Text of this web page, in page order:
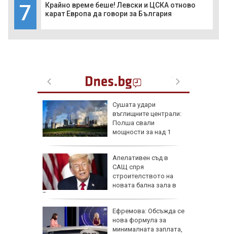
7
Крайно време беше! Левски и ЦСКА отново
карат Европа да говори за България
Сушата удари
въглищните централи:
Полша свали
мощности за над 1
Апелативен съд в
САЩ спря
строителството на
новата бална зала в
Белия дом
Ефремова: Обсъжда се
нова формула за
минималната заплата,